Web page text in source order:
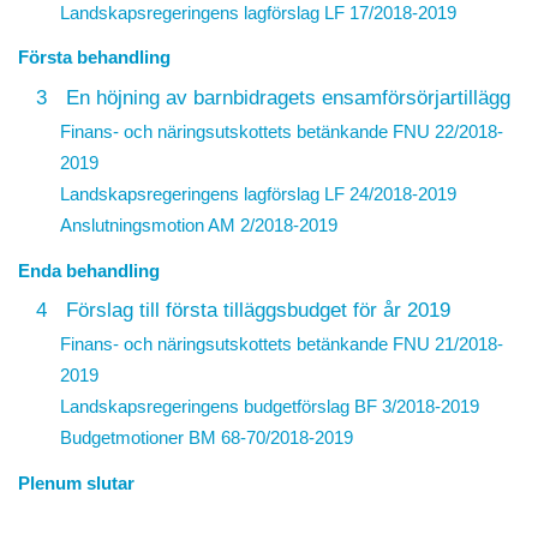
Landskapsregeringens lagförslag LF 17/2018-2019
Första behandling
3 En höjning av barnbidragets ensamförsörjartillägg
Finans- och näringsutskottets betänkande FNU 22/2018-
2019
Landskapsregeringens lagförslag LF 24/2018-2019
AnslutningsmotionAM 2/2018-2019
Enda behandling
4 Förslag till första tilläggsbudget för år 2019
Finans- och näringsutskottets betänkande FNU 21/2018-
2019
Landskapsregeringens budgetförslag BF 3/2018-2019
Budgetmotioner BM 68-70/2018-2019
Plenum slutar